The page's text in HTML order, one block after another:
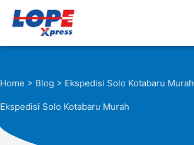
Home > Blog > Ekspedisi Solo Kotabaru Murah
Ekspedisi Solo Kotabaru Murah